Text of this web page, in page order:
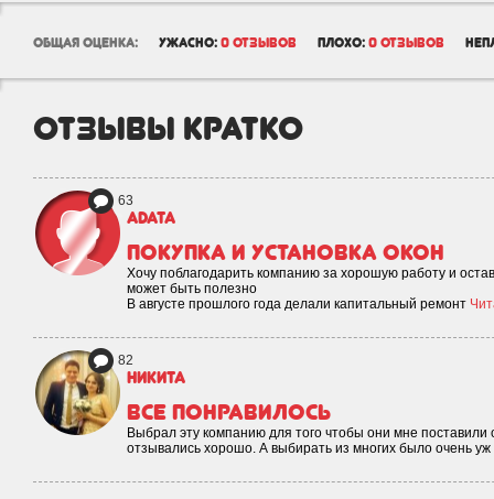
общая оценка: ужасно: 0 отзывов плохо: 0 отзывов
отзывы кратко
63
Adata
Покупка и установка окон
Хочу поблагодарить компанию за хорошую работу и
может быть полезно
В августе прошлого года делали капитальный ремонт
82
Никита
Все понравилось
Выбрал эту компанию для того чтобы они мне
отзывались хорошо. А выбирать из многих было очень уж